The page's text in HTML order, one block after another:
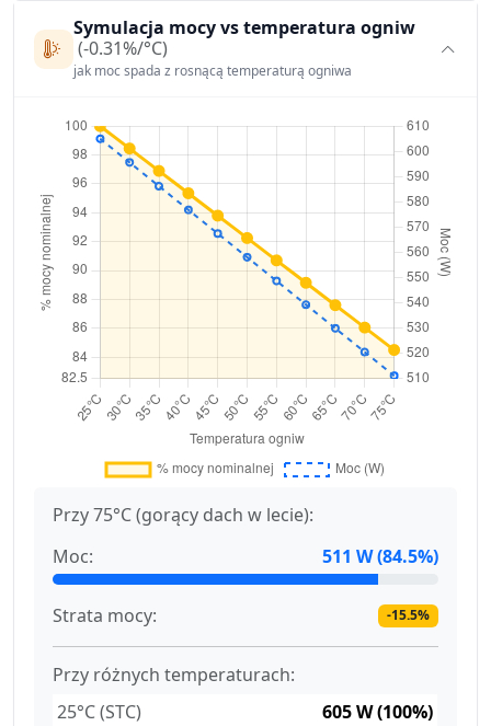
Symulacja mocy vs temperatura ogniw
(-0.31%/°C)
jak moc spada z rosnącą temperaturą ogniwa
Przy 75°C (gorący dach w lecie):
Moc:
511 W (84.5%)
Strata mocy: -15.5%
Przy różnych temperaturach:
25°C (STC)
605 W (100%)